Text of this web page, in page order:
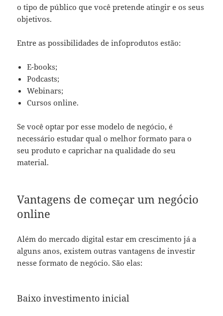
o tipo de público que você pretende atingir e os seus
objetivos.
Entre as possibilidades de infoprodutos estão:
E-books;
Podcasts;
Webinars;
Cursos online.
Se você optar por esse modelo de negócio, é
necessário estudar qual o melhor formato para o
seu produto e caprichar na qualidade do seu
material.
Vantagens de começar um negócio
online
Além do mercado digital estar em crescimento já a
alguns anos, existem outras vantagens de investir
nesse formato de negócio. São elas:
Baixo investimento inicial